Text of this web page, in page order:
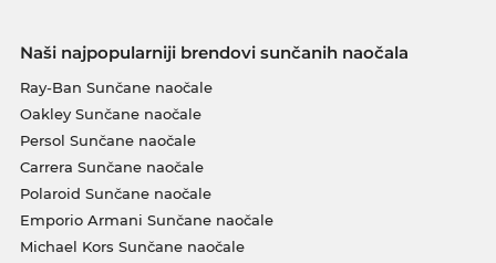
Naši najpopularniji brendovi sunčanih naočala
Ray-Ban Sunčane naočale
Oakley Sunčane naočale
Persol Sunčane naočale
Carrera Sunčane naočale
Polaroid Sunčane naočale
Emporio Armani Sunčane naočale
Michael Kors Sunčane naočale